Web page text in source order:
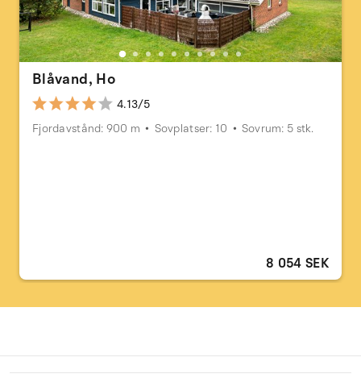
Blåvand, Ho
4.13/5
Fjordavstånd: 900 m
Sovplatser: 10 Sovrum: 5 stk.
8 054 SEK